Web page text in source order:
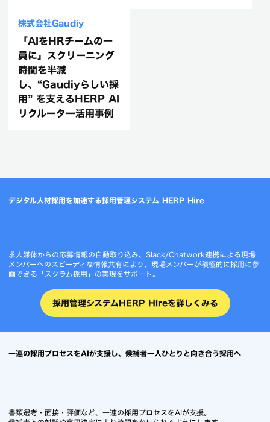
株式会社Gaudiy
「AIをHRチームの一
デジタル人材採用を加速する採用管理システム HERP Hire
求人媒体からの応募情報の自動取り込み、Slack/Chatwork連携による現場
画できる「スクラム採用」の実現をサポート。